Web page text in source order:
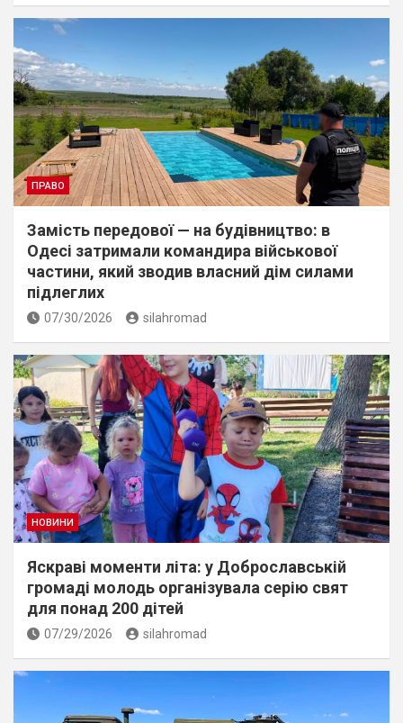
ПРАВО
Замість передової — на будівництво: в
Одесі затримали командира військової
частини, який зводив власний дім силами
підлеглих
07/30/2026 silahromad
НОВИНИ
Яскраві моменти літа: у Доброславській
громаді молодь організувала серію свят
для понад 200 дітей
07/29/2026 silahromad